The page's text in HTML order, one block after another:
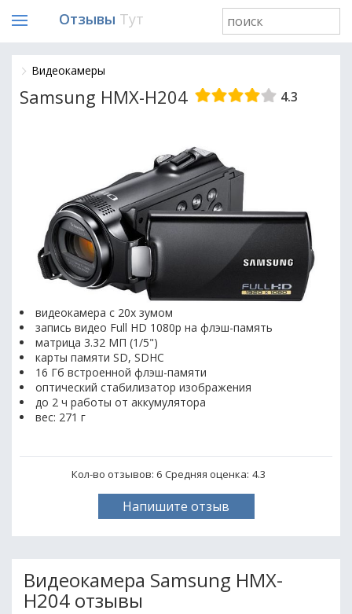
Отзывы Тут
Видеокамеры
Samsung HMX-H204 4.3
видеокамера с 20x зумом
запись видео Full HD 1080p на флэш-память
матрица 3.32 МП (1/5")
карты памяти SD, SDHC
16 Гб встроенной флэш-памяти
оптический стабилизатор изображения
до 2 ч работы от аккумулятора
вес: 271 г
Кол-во отзывов: 6 Средняя оценка: 4.3
Напишите отзыв
Видеокамера Samsung HMX-
H204 отзывы